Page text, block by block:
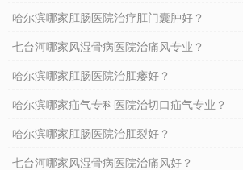
哈尔滨哪家肛肠医院治疗肛门囊肿好？
七台河哪家风湿骨病医院治痛风专业？
哈尔滨哪家肛肠医院治肛瘘好？
哈尔滨哪家疝气专科医院治切口疝气专业？
哈尔滨哪家肛肠医院治肛裂好？
七台河哪家风湿骨病医院治痛风好？